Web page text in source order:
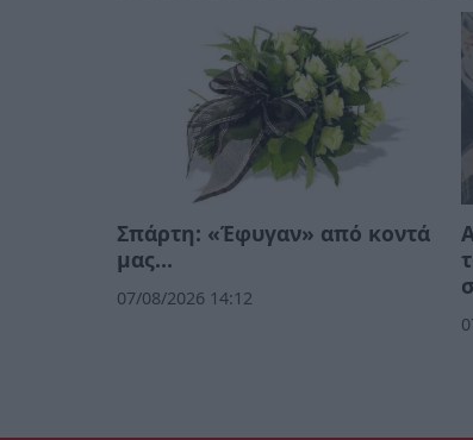
Σπάρτη: «Έφυγαν» από κοντά
μας…
07/08/2026 14:12